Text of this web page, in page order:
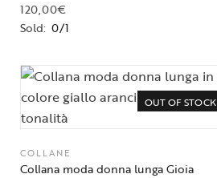
120,00€
Sold: 0/1
OUT OF STOCK
COLLANE
Collana moda donna lunga Gioia